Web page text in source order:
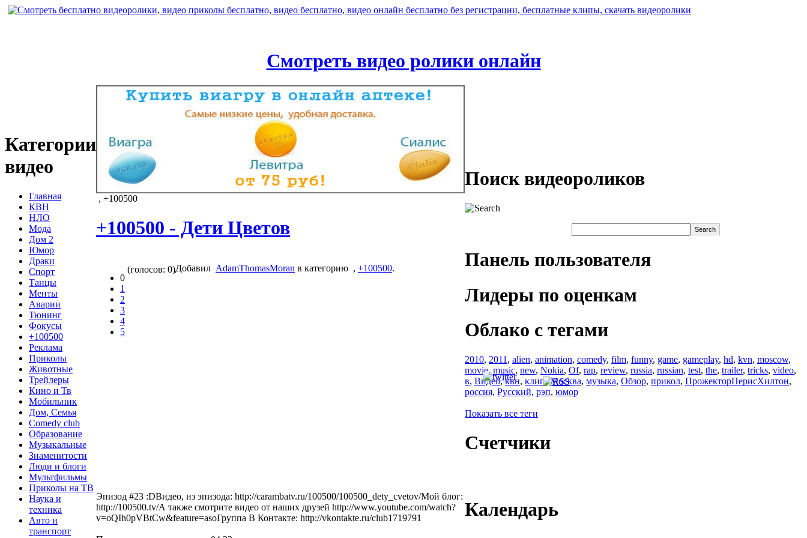
Смотреть видео ролики онлайн
Категории
видео
Главная
КВН
НЛО
Мода
Дом 2
Юмор
Драки
Спорт
Танцы
Менты
Аварии
Тюнинг
Фокусы
+100500
Реклама
Приколы
Животные
Трейлеры
Кино и Тв
Мобильник
Дом, Семья
Comedy club
Образование
Музыкальные
Знаменитости
Люди и блоги
Мультфильмы
Приколы на ТВ
Наука и
техника
Авто и
транспорт
, +100500
+100500 - Дети Цветов
0
1
2
3
4
5
(голосов: 0)Добавил AdamThomasMoran в категорию , +100500.
Эпизод #23 :DВидео, из эпизода: http://carambatv.ru/100500/100500_dety_cvetov/Мой блог:
http://100500.tv/А также смотрите видео от наших друзей http://www.youtube.com/watch?
v=oQIh0pVBtCw&feature=asoГруппа В Контакте: http://vkontakte.ru/club1719791
Поиск видеороликов
Панель пользователя
Лидеры по оценкам
Облако с тегами
2010, 2011 , alien, animation, comedy, film, funny, game, gameplay, hd, kvn, moscow,
movie, music, new, Nokia, Of, rap, review, russia, russian, test, the, trailer, tricks, video,
в, Видео,квн, клип,Москва, музыка, Обзор, прикол, ПрожекторПерисХилтон,
россия, Русский, рэп, юмор
Показать все теги
Счетчики
Календарь